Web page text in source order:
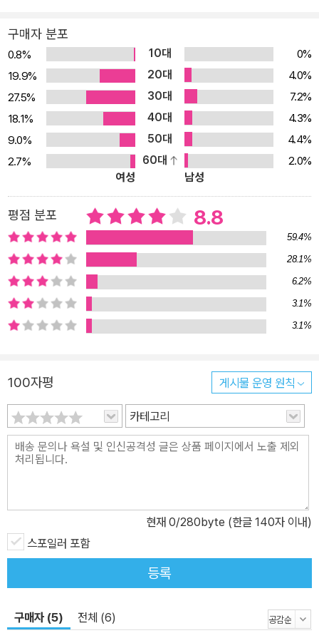
들은 완전히 해설되지 않고 수수께끼인 채로 남겨진다. 이 수수께끼
에 대해 작품의 주인공 주아나는 생각이 언어로 정리되는 순간 그 생
각이 생명력을 잃기 시작한다고 말하는데, 이는 리스펙토르 자신의
세계관이기도 했다. 따라서 그녀가 문장과 문단 틈에 뚫어 놓은 구멍
은 언어만으로는 표현할 수 없었던 저 너머의 세계를 직관적으로 엿
볼 수 있도록 준비된 창문이다. 그녀가 추구하는 목적지는 언어가 아
니라 언어의 구멍을 통해서만 목격할 수 있는 것이었다. 『야생의 심장
가까이』는 작가의 분신이라 할 수 있는 주아나를 통해 이 주제 의식을
열렬히, 또한 직접적으로 드러낸다. 특히 방황의 끝에 다다른 주아나
가 10여 페이지에 걸쳐 읊조리는 독백은 이후의 리스펙토르 문학을
이해하기 위한 열쇠가 된다. 그 독백은 스물세 살의 작가가 스스로에
게 던진 예언이었고, 그 예언에 따라 ‘리스펙토르 문학’이라는 우주가
만들어졌기 때문이다. 이 신비한 작가를 알아 가고 싶은 독자들을 위
한 단서가 바로 여기에 있다.
구매자 분포
0.8% 10대
0%
19.9%
20대
4.0%
27.5%
30대
7.2%
18.1%
40대
4.3%
9.0%
50대
4.4%
2.7%
60대
2.0%
여성
남성
평점 분포 8.8
59.4%
28.1%
6.2%
3.1%
3.1%
100자평 게시물 운영 원칙
카테고리
현재 0/280byte (한글 140자 이내)
스포일러 포함
등록
구매자 (5) 전체 (6)